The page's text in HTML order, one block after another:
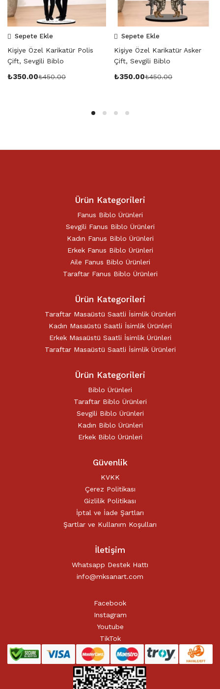
Sepete Ekle
Kişiye Özel Karikatür Polis
Çift, Sevgili Biblo
₺350.00₺450.00
Sepete Ekle
Kişiye Özel Karikatür Asker
Çift, Sevgili Biblo
₺350.00₺450.00
Ürün Kategorileri
Fanus Biblo Ürünleri
Sevgili Fanus Biblo Ürünleri
Kadın Fanus Biblo Ürünleri
Erkek Fanus Biblo Ürünleri
Aile Fanus Biblo Ürünleri
Taraftar Fanus Biblo Ürünleri
Ürün Kategorileri
Taraftar Masaüstü Saatli İsimlik Ürünleri
Kadın Masaüstü Saatli İsimlik Ürünleri
Erkek Masaüstü Saatli İsimlik Ürünleri
Taraftar Masaüstü Saatli İsimlik Ürünleri
Ürün Kategorileri
Biblo Ürünleri
Taraftar Biblo Ürünleri
Sevgili Biblo Ürünleri
Kadın Biblo Ürünleri
Erkek Biblo Ürünleri
Güvenlik
KVKK
Çerez Politikası
Gizlilik Politikası
İptal ve İade Şartları
Şartlar ve Kullanım Koşulları
İletişim
Whatsapp Destek Hattı
info@mksanart.com
Facebook
Instagram
Youtube
TikTok